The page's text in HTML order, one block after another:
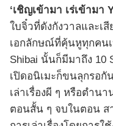
‘เชิญเข้ามา เร่เข้ามา
ใบจิ๋วที่ดังกังวาลและเ
เอกลักษณ์ที่คุ้นหูทุกคนเ
Shibai นั้นก็มีมาถึง 10
เปิดอนิเมะก็ขนลุกรอกั
เล่าเรื่องผี ๆ หรือตำน
ตอนสั้น ๆ จบในตอน ส